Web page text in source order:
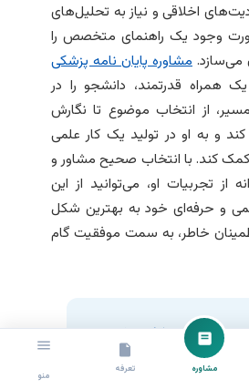
مشاوره تعرفه
منو
اخلاقی و نیاز به تحلیل‌های
وجود یک راهنمای متخصص را
می‌سازد.مشاوره پایان نامه پزشکی
همراه قدرتمند، دانشجو را در
از انتخاب موضوع تا نگارش
کند و به او در تولید یک کار علمی
کمک کند. با انتخاب صحیح مشاور و
از تجربیات او، می‌توانید از این
و حرفه‌ای خود به بهترین شکل
خاطر، به سمت موفقیت گام
پایان‌نامه پزشکی خود را
به اوج برسانید؟